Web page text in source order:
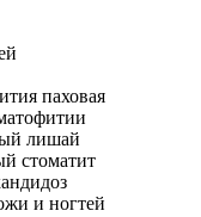
паховая
лишай
стоматит
и ногтей